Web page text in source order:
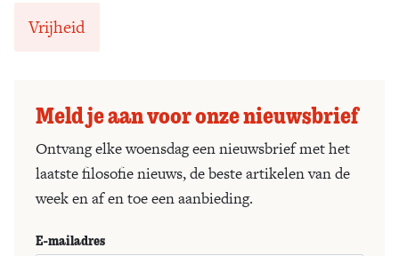
Vrijheid
Meld je aan voor onze nieuwsbrief
Ontvang elke woensdag een nieuwsbrief met het
laatste filosofie nieuws, de beste artikelen van de
week en af en toe een aanbieding.
E-mailadres